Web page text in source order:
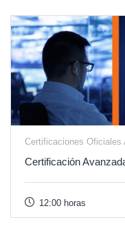
Certificaciones Oficiales
Certificación
12:00 horas